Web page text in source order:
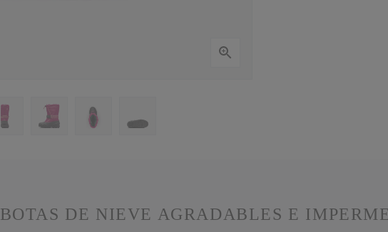
BOTAS DE NIEVE AGRADABLES E